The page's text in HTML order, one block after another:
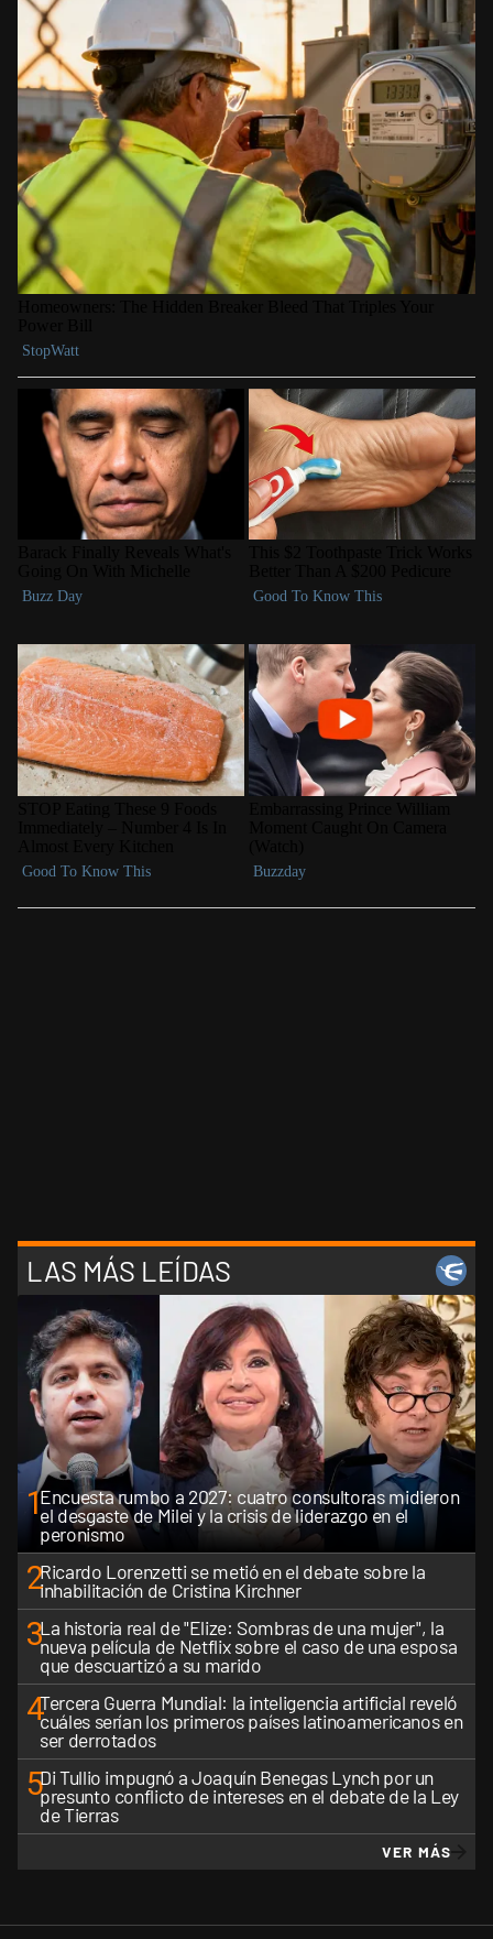
LAS MÁS LEÍDAS
1Encuesta rumbo a 2027: cuatro consultoras midieron
el desgaste de Milei y la crisis de liderazgo en el
peronismo
2Ricardo Lorenzetti se metió en el debate sobre la
inhabilitación de Cristina Kirchner
3La historia real de "Elize: Sombras de una mujer", la
nueva película de Netflix sobre el caso de una esposa
que descuartizó a su marido
4Tercera Guerra Mundial: la inteligencia artificial reveló
cuáles serían los primeros países latinoamericanos en
ser derrotados
5Di Tullio impugnó a Joaquín Benegas Lynch por un
presunto conflicto de intereses en el debate de la Ley
de Tierras
VER MÁS